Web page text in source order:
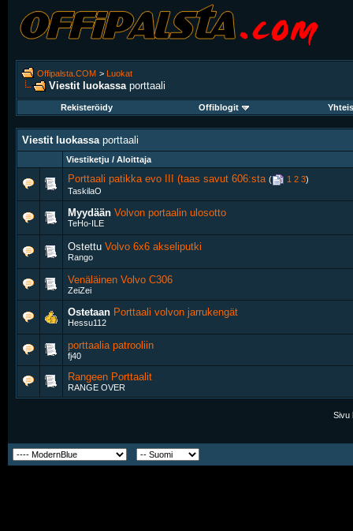
Offipalsta.COM > Luokat
Viestit luokassa porttaali
Rekisteröidy Offiblogit
Viestit luokassa porttaali
Viestiketju / Aloittaja
Porttaali patikka evo III (taas savut 606:sta‎ ( 1 2 3)
TaskilaO
Myydään Volvon portaalin ulosotto
TeHo-ILE
Ostettu Volvo 6x6 akseliputki
Rango
Venäläinen Volvo C306
ZeiZei
Ostetaan Porttaali volvon jarrukengät
Hessu112
porttaalia patrooliin
fj40
Rangeen Porttaalit
RANGE OVER
Sivu